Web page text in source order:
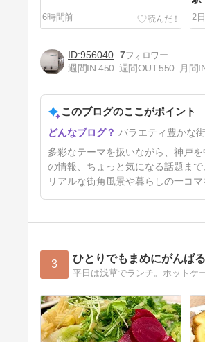
6時間前
2
む！ご近所に何やら得体の知れ
ないお店が？
8日前
956040 7
週間IN:450 週間OUT:550 月間
このブログのここがポイント
バラエティ豊かな
多彩なテーマを扱いながら、神戸
の情報、ちょっと気になる話題ま
リアルな街角風景や暮らしの一コ
3 ひとりでもまめにがんば
平日は浅草でランチ。ホットケ